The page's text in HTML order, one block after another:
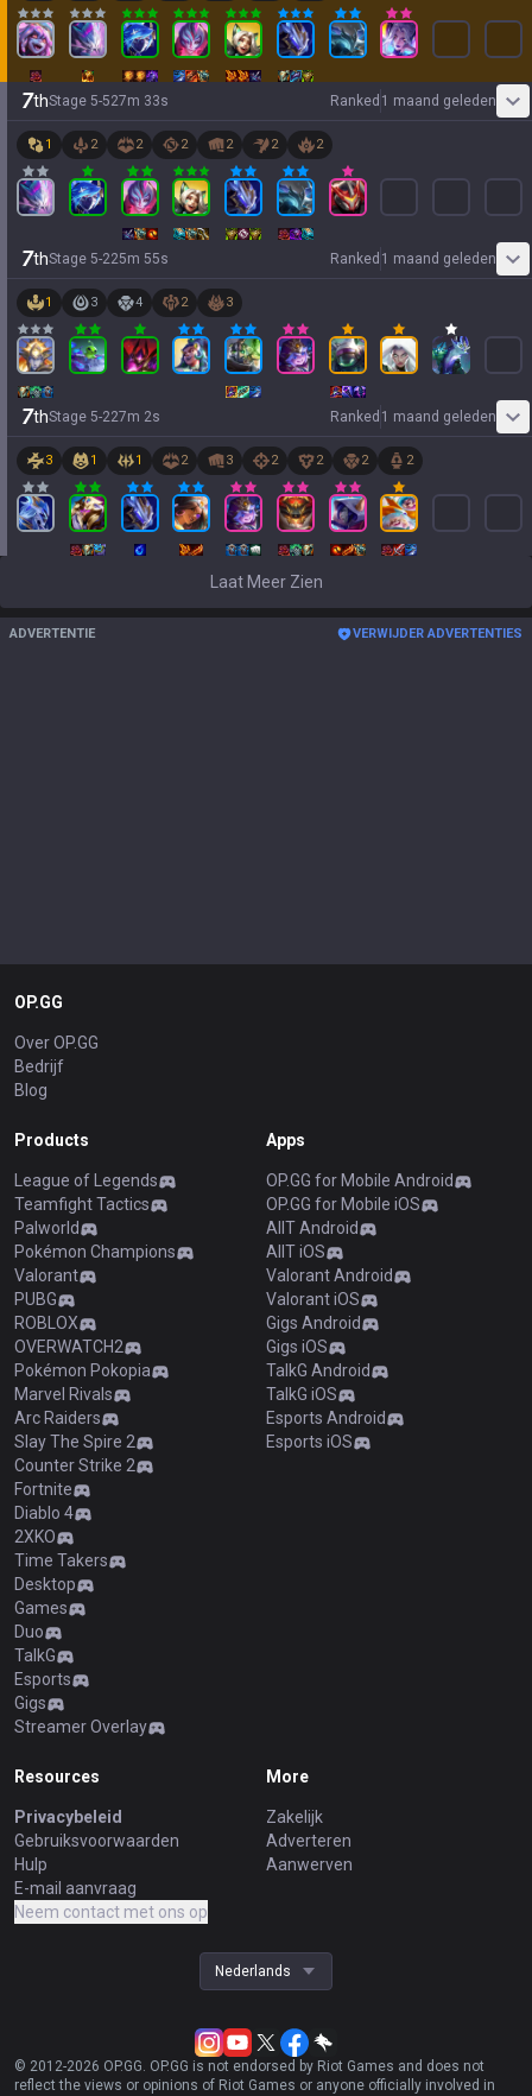
7thStage 5-527m 33s Ranked 1 maand geleden
1 2 2 2 2 2 2
7thStage 5-225m 55s Ranked 1 maand geleden
1 3 4 2 3
7thStage 5-227m 2s Ranked 1 maand geleden
3 1 1 2 3 2 2 2 2
Laat Meer Zien
ADVERTENTIE VERWIJDER ADVERTENTIES
OP.GG
Over OP.GG
Bedrijf
Blog
Products
League of Legends
Teamfight Tactics
Palworld
Pokémon Champions
Valorant
PUBG
ROBLOX
OVERWATCH2
Pokémon Pokopia
Marvel Rivals
Arc Raiders
Slay The Spire 2
Counter Strike 2
Fortnite
Diablo 4
2XKO
Time Takers
Desktop
Games
Duo
TalkG
Esports
Gigs
Streamer Overlay
Apps
OP.GG for Mobile Android
OP.GG for Mobile iOS
AllT Android
AllT iOS
Valorant Android
Valorant iOS
Gigs Android
Gigs iOS
TalkG Android
TalkG iOS
Esports Android
Esports iOS
Resources
Privacybeleid
Gebruiksvoorwaarden
Hulp
E-mail aanvraag
Neem contact met ons op
More
Zakelijk
Adverteren
Aanwerven
Nederlands
© 2012-2026 OP.GG. OP.GG is not endorsed by Riot Games and does not
reflect the views or opinions of Riot Games or anyone officially involved in